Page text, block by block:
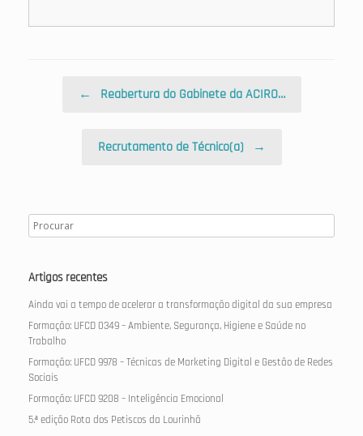
← Reabertura do Gabinete da ACIRO…
Recrutamento de Técnico(a) →
Artigos recentes
Ainda vai a tempo de acelerar a transformação digital da sua empresa
Formação: UFCD 0349 – Ambiente, Segurança, Higiene e Saúde no
Trabalho
Formação: UFCD 9978 – Técnicas de Marketing Digital e Gestão de Redes
Sociais
Formação: UFCD 9208 – Inteligência Emocional
5.ª edição Rota dos Petiscos da Lourinhã